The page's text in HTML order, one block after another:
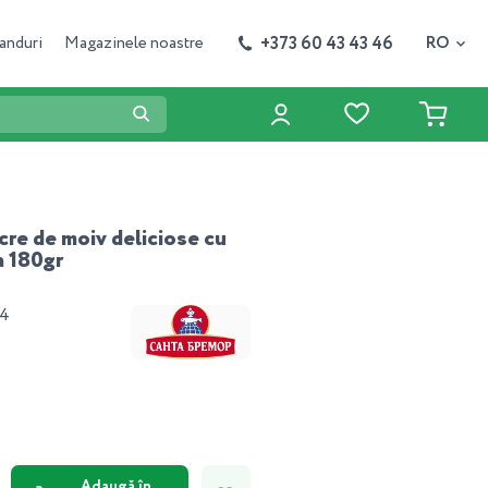
Magazinele noastre +373 60 43 43 46 RO
de moiv deliciose cu
180gr